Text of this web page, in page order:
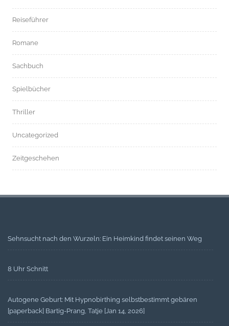
Reiseführer
Romane
Sachbuch
Spielbücher
Thriller
Uncategorized
Zeitgeschehen
Sehnsucht nach den Wurzeln: Ein Heimkind findet seinen Weg
8 Uhr Schnitt
Autogene Geburt: Mit Hypnobirthing selbstbestimmt gebären
[paperback] Bartig-Prang, Tatje [Jan 14, 2026]